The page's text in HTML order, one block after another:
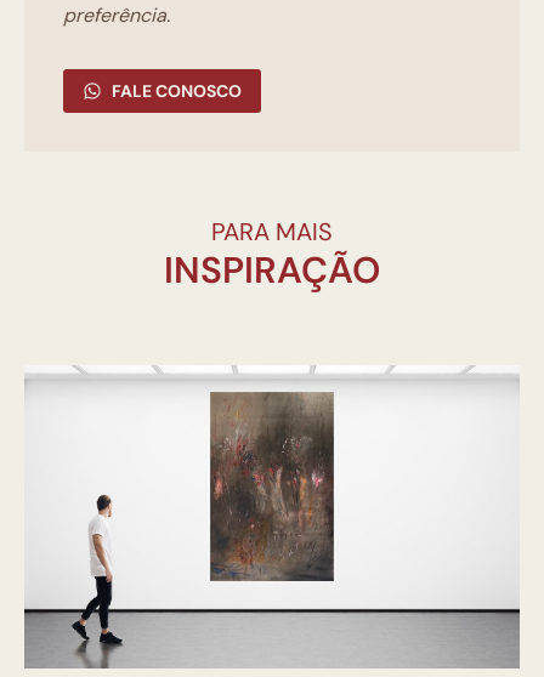
preferência.
FALE CONOSCO
PARA MAIS
INSPIRAÇÃO